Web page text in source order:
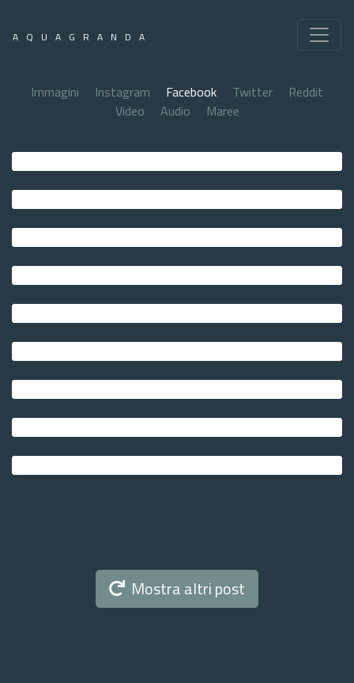
AQUAGRANDA
Immagini Instagram Facebook Twitter
Reddit
Video
Audio Maree
Mostra altri post